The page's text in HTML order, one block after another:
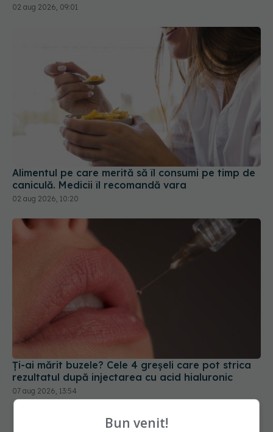
02 aug 2026, 09:01
Alimentul pe care merită să îl consumi pe timp de
caniculă. Medicii îl recomandă vara
02 aug 2026, 10:20
Ți-ai mărit buzele? Cele 4 greșeli care pot strica
rezultatul după injectarea cu acid hialuronic
07 aug 2026, 13:54
Bun venit!